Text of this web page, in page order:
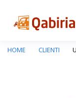
HOME CLIENTI